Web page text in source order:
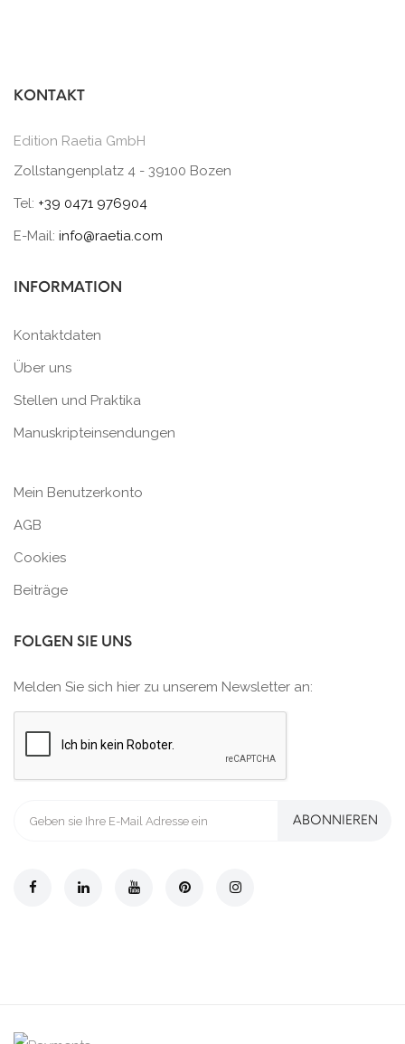
KONTAKT
Edition Raetia GmbH
Zollstangenplatz 4 - 39100 Bozen
Tel: +39 0471 976904
E-Mail: info@raetia.com
INFORMATION
Kontaktdaten
Über uns
Stellen und Praktika
Manuskripteinsendungen
Mein Benutzerkonto
AGB
Cookies
Beiträge
FOLGEN SIE UNS
Melden Sie sich hier zu unserem Newsletter an:
ABONNIEREN